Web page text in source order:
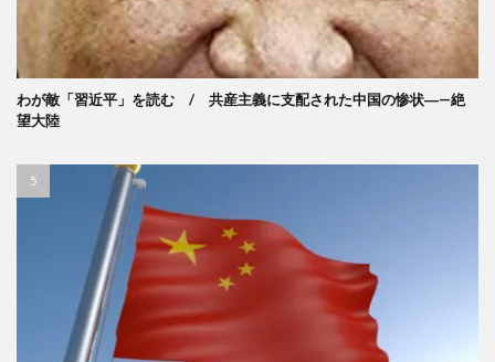
わが敵「習近平」を読む / 共産主義に支配された中国の惨状―—絶
望大陸